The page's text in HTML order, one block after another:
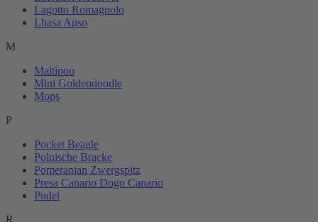
Lagotto Romagnolo
Lhasa Apso
M
Maltipoo
Mini Goldendoodle
Mops
P
Pocket Beagle
Polnische Bracke
Pomeranian Zwergspitz
Presa Canario Dogo Canario
Pudel